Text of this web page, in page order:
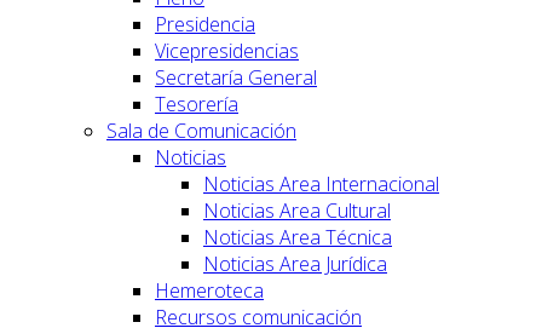
Presidencia
Vicepresidencias
Secretaría General
Tesorería
Sala de Comunicación
Noticias
Noticias Area Internacional
Noticias Area Cultural
Noticias Area Técnica
Noticias Area Jurídica
Hemeroteca
Recursos comunicación